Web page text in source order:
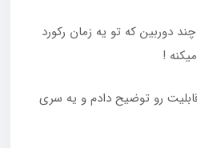
دوربین که تو یه زمان رکورد
!
رو توضیح دادم و یه سری